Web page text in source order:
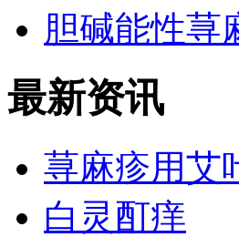
胆碱能性荨
最新资讯
荨麻疹用艾
白灵酊痒